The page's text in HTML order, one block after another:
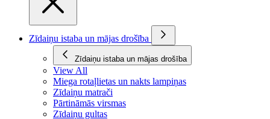
Zīdaiņu istaba un mājas drošība
Zīdaiņu istaba un mājas drošība
View All
Miega rotaļlietas un nakts lampiņas
Zīdaiņu matrači
Pārtināmās virsmas
Zīdaiņu gultas